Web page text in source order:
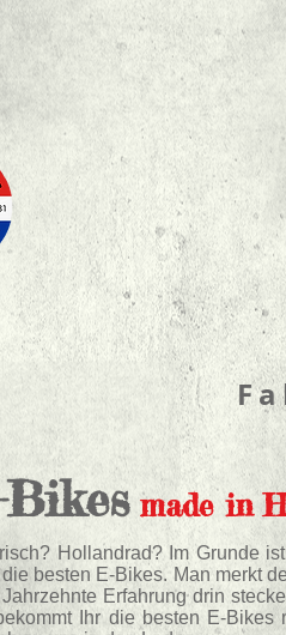
made in
Hollandrad? Im Grunde
besten E-Bikes. Man merkt
Erfahrung drin
Ihr die besten E-